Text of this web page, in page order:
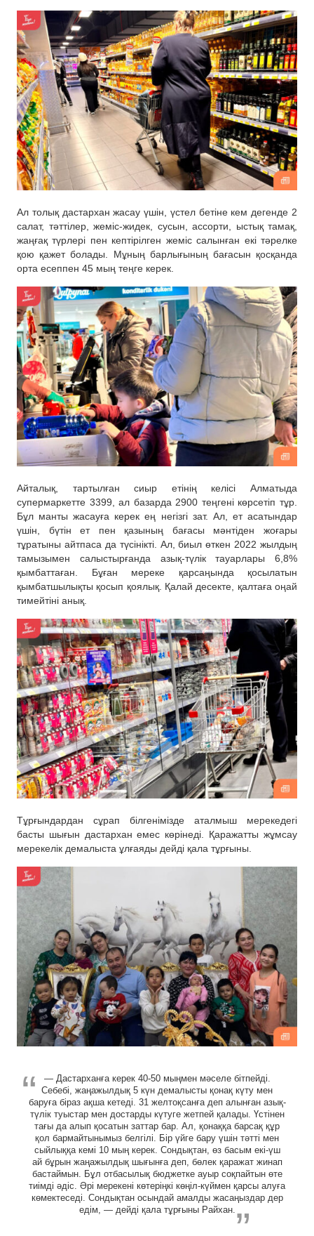
Ал толық дастархан жасау үшін, үстел бетіне кем дегенде 2
салат, тәттілер, жеміс-жидек, сусын, ассорти, ыстық тамақ,
жаңғақ түрлері пен кептірілген жеміс салынған екі тәрелке
қою қажет болады. Мұның барлығының бағасын қосқанда
орта есеппен 45 мың теңге керек.
Айталық, тартылған сиыр етінің келісі Алматыда
супермаркетте 3399, ал базарда 2900 теңгені көрсетіп тұр.
Бұл манты жасауға керек ең негізгі зат. Ал, ет асатындар
үшін, бүтін ет пен қазының бағасы мәнтіден жоғары
тұратыны айтпаса да түсінікті. Ал, биыл өткен 2022 жылдың
тамызымен салыстырғанда азық-түлік тауарлары 6,8%
қымбаттаған. Бұған мереке қарсаңында қосылатын
қымбатшылықты қосып қоялық. Қалай десекте, қалтаға оңай
тимейтіні анық.
Тұрғындардан сұрап білгенімізде аталмыш мерекедегі
басты шығын дастархан емес көрінеді. Қаражатты жұмсау
мерекелік демалыста ұлғаяды дейді қала тұрғыны.
— Дастарханға керек 40-50 мыңмен мәселе бітпейді.
Себебі, жаңажылдық 5 күн демалысты қонақ күту мен
баруға біраз ақша кетеді. 31 желтоқсанға деп алынған азық-
түлік туыстар мен достарды күтуге жетпей қалады. Үстінен
тағы да алып қосатын заттар бар. Ал, қонаққа барсақ құр
қол бармайтынымыз белгілі. Бір үйге бару үшін тәтті мен
сыйлыққа кемі 10 мың керек. Сондықтан, өз басым екі-үш
ай бұрын жаңажылдық шығынға деп, бөлек қаражат жинап
бастаймын. Бұл отбасылық бюджетке ауыр соқпайтын өте
тиімді әдіс. Әрі мерекені көтеріңкі көңіл-күймен қарсы алуға
көмектеседі. Сондықтан осындай амалды жасаңыздар дер
едім, — дейді қала тұрғыны Райхан.